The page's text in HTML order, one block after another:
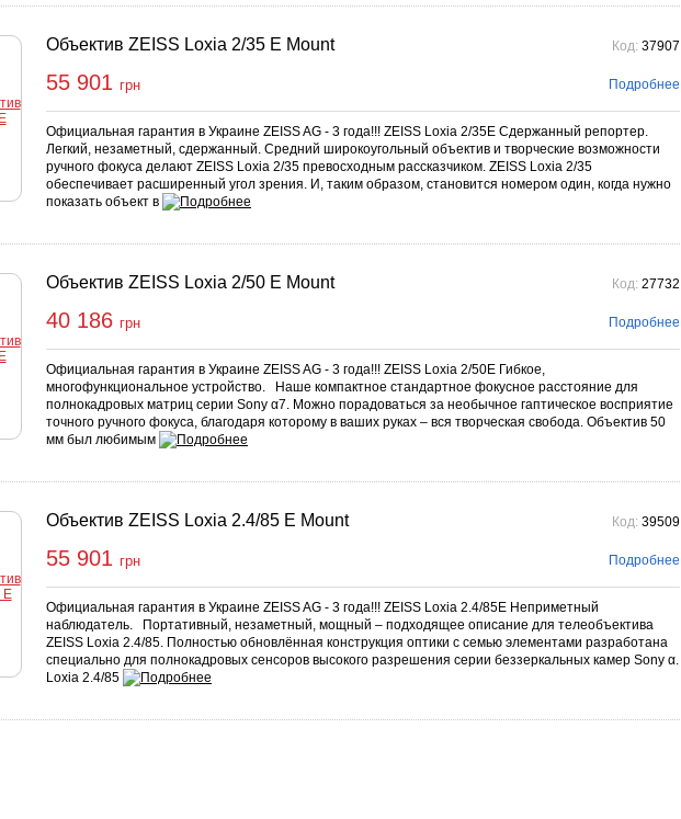
Объектив ZEISS Loxia 2/35 E Mount Код: 37907
55 901 грн Подробнее
Официальная гарантия в Украине ZEISS AG - 3 года!!! ZEISS Loxia 2/35E Сдержанный репортер.
Легкий, незаметный, сдержанный. Средний широкоугольный объектив и творческие возможности
ручного фокуса делают ZEISS Loxia 2/35 превосходным рассказчиком. ZEISS Loxia 2/35
обеспечивает расширенный угол зрения. И, таким образом, становится номером один, когда нужно
показать объект в
Объектив ZEISS Loxia 2/50 E Mount Код: 27732
40 186 грн Подробнее
Официальная гарантия в Украине ZEISS AG - 3 года!!! ZEISS Loxia 2/50E Гибкое,
многофункциональное устройство. Наше компактное стандартное фокусное расстояние для
полнокадровых матриц серии Sony α7. Можно порадоваться за необычное гаптическое восприятие
точного ручного фокуса, благодаря которому в ваших руках – вся творческая свобода. Объектив 50
мм был любимым
Объектив ZEISS Loxia 2.4/85 E Mount Код: 39509
55 901 грн Подробнее
Официальная гарантия в Украине ZEISS AG - 3 года!!! ZEISS Loxia 2.4/85E Неприметный
наблюдатель. Портативный, незаметный, мощный – подходящее описание для телеобъектива
ZEISS Loxia 2.4/85. Полностью обновлённая конструкция оптики с семью элементами разработана
специально для полнокадровых сенсоров высокого разрешения серии беззеркальных камер Sony α.
Loxia 2.4/85